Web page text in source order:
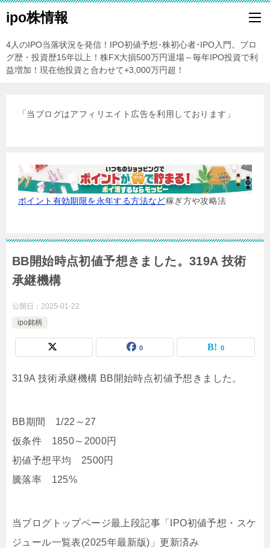
ipo株情報
4人のIPO当落状況を発信！IPO初値予想･株初心者･IPO入門。ブロ
グ歴・投資歴15年以上！株FX大損500万円退場～毎年IPO投資で利
益増加！現在他投資と合わせて+3,000万円超！
「当ブログはアフィリエイト広告を利用しております」
ポイント有効期限を永年する方法など稼ぎ方や攻略法
BB開始時点初値予想きました。319A 技術
承継機構
公開日： 2025-01-22
ipo銘柄
0 0
319A 技術承継機構 BB開始時点初値予想きました。
BB期間 1/22～27
仮条件 1850～2000円
初値予想平均 2500円
騰落率 125%
当ブログトップページ最上段記事「IPO初値予想・スケ
ジュール一覧表(2025年最新版)」更新済み